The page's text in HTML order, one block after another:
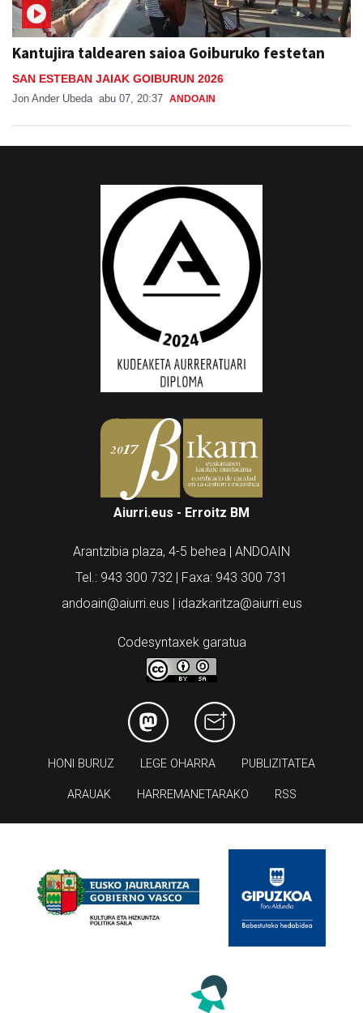
Kantujira taldearen saioa Goiburuko festetan
SAN ESTEBAN JAIAK GOIBURUN 2026
Jon Ander Ubeda abu 07, 20:37 ANDOAIN
Aiurri.eus - Erroitz BM
Arantzibia plaza, 4-5 behea | ANDOAIN
Tel.: 943 300 732 | Faxa: 943 300 731
andoain@aiurri.eus | idazkaritza@aiurri.eus
Codesyntaxek garatua
HONI BURUZ LEGE OHARRA PUBLIZITATEA
ARAUAK HARREMANETARAKO RSS